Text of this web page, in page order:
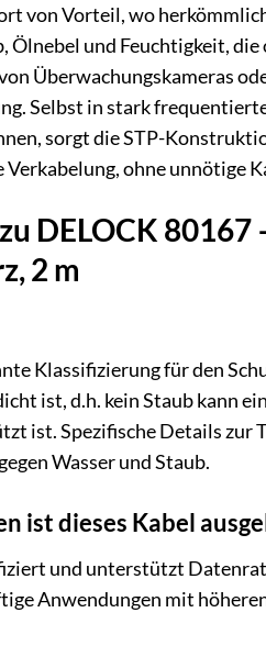
von Vorteil, wo
und Feuchtigkeit,
Überwachungskameras
Selbst in stark
sorgt die STP-
ohne unnötige
DELOCK 80167
2 m
Klassifizierung für den
ist, d.h. kein Staub kann
ist. Spezifische Details
Wasser und Staub.
ist dieses Kabel
und unterstützt
Anwendungen mit